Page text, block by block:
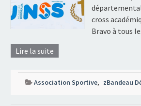
cross
Bravo à tous
Lire la suite
Association Sportive, zBandeau